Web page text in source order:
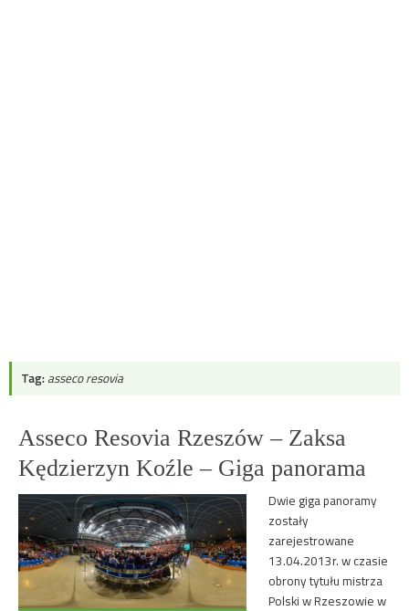
Tag: asseco resovia
Asseco Resovia Rzeszów – Zaksa
Kędzierzyn Koźle – Giga panorama
Dwie giga panoramy
zostały
zarejestrowane
13.04.2013r. w czasie
obrony tytułu mistrza
Polski w Rzeszowie w